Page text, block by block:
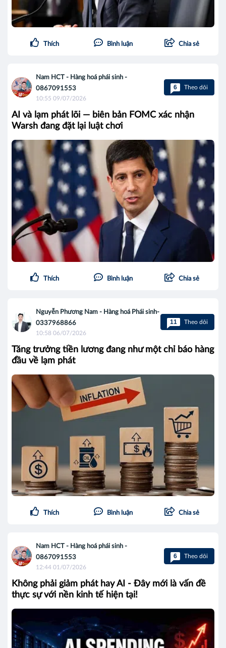
Thích Bình luận Chia sẻ
Nam HCT - Hàng hoá phái sinh -
0867091553
10:55 09/07/2026
6 Theo dõi
AI và lạm phát lõi — biên bản FOMC xác nhận
Warsh đang đặt lại luật chơi
Thích Bình luận Chia sẻ
Nguyễn Phương Nam - Hàng hoá Phái sinh-
0337968866
10:58 06/07/2026
11 Theo dõi
Tăng trưởng tiền lương đang như một chỉ báo hàng
đầu về lạm phát
Thích Bình luận Chia sẻ
Nam HCT - Hàng hoá phái sinh -
0867091553
12:44 01/07/2026
6 Theo dõi
Không phải giảm phát hay AI - Đây mới là vấn đề
thực sự với nền kinh tế hiện tại!